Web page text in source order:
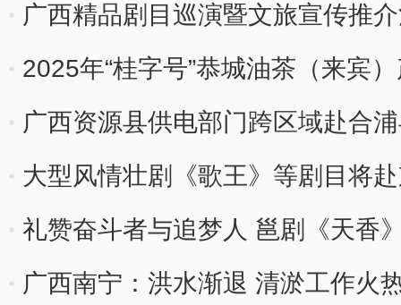
广西精品剧目巡演暨文旅宣传推
办
2025年“桂字号”恭城油茶（来宾
5700万元
广西资源县供电部门跨区域赴合
大型风情壮剧《歌王》等剧目将
礼赞奋斗者与追梦人 邕剧《天香
广西南宁：洪水渐退 清淤工作火